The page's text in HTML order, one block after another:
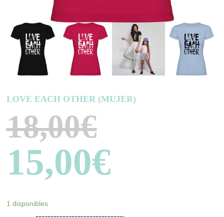
LOVE EACH OTHER (MUJER)
18,00€
15,00€
1 disponibles